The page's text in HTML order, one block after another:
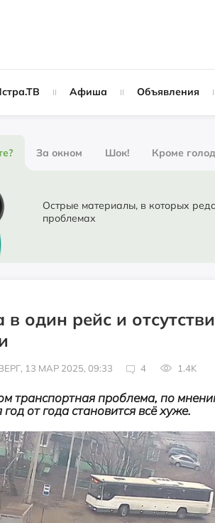
Афиша Объявления
За окном Шок! Кроме
лжи!
Народные новости
Острые материалы, в которых редакция
проблемах
один рейс и
13 МАР 2025, 09:33 4 1.4K
транспортная проблема, по
от года становится всё хуже.